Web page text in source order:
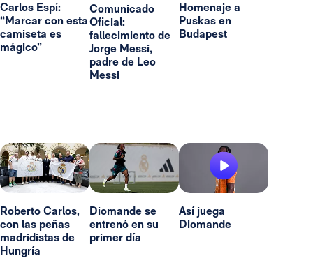
Carlos Espí:
“Marcar con esta
camiseta es
mágico”
Comunicado
Oficial:
fallecimiento de
Jorge Messi,
padre de Leo
Messi
Homenaje a
Puskas en
Budapest
Roberto Carlos,
con las peñas
madridistas de
Hungría
Diomande se
entrenó en su
primer día
Así juega
Diomande